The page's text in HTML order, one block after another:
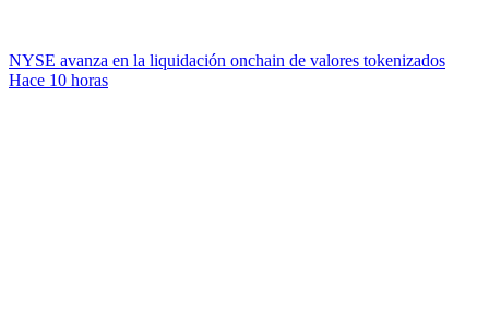
NYSE avanza en la liquidación onchain de valores tokenizados
Hace 10 horas